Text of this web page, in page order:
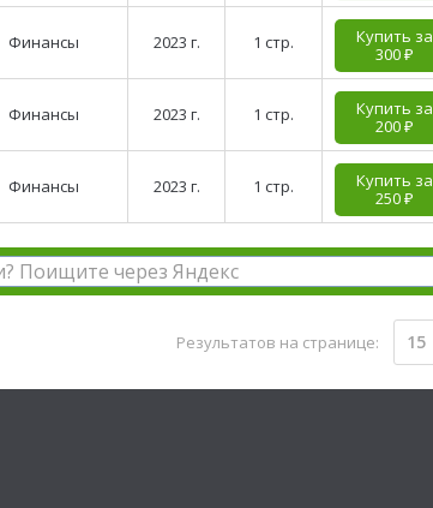
Финансы 2023 г. 1 стр.
Купить за
300 ₽
Финансы 2023 г. 1 стр.
Купить за
200 ₽
Финансы 2023 г. 1 стр.
Купить за
250 ₽
Результатов на странице: 15